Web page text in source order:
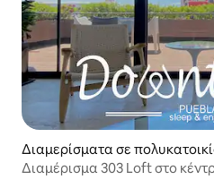
Διαμερίσματα σε
uebla
Διαμέρισμα 303 Loft στο